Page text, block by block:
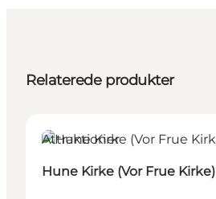
Relaterede produkter
Attraktioner
Hune Kirke (Vor Frue Kirke)